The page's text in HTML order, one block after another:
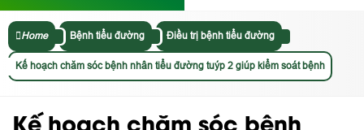
Home Bệnh tiểu đường Điều trị bệnh tiểu đường
Kế hoạch chăm sóc bệnh nhân tiểu đường tuýp 2 giúp kiểm soát bệnh
Kế hoạch chăm sóc bệnh